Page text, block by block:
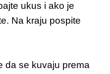
ukus i ako je
Na kraju pospite
da se kuvaju prema